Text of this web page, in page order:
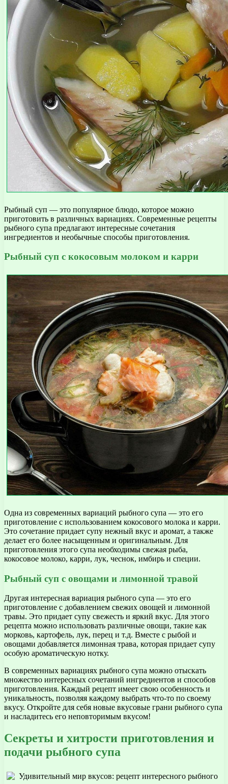
Рыбный суп — это популярное блюдо, которое можно
приготовить в различных вариациях. Современные рецепты
рыбного супа предлагают интересные сочетания
ингредиентов и необычные способы приготовления.
Рыбный суп с кокосовым молоком и карри
Одна из современных вариаций рыбного супа — это его
приготовление с использованием кокосового молока и карри.
Это сочетание придает супу нежный вкус и аромат, а также
делает его более насыщенным и оригинальным. Для
приготовления этого супа необходимы свежая рыба,
кокосовое молоко, карри, лук, чеснок, имбирь и специи.
Рыбный суп с овощами и лимонной травой
Другая интересная вариация рыбного супа — это его
приготовление с добавлением свежих овощей и лимонной
травы. Это придает супу свежесть и яркий вкус. Для этого
рецепта можно использовать различные овощи, такие как
морковь, картофель, лук, перец и т.д. Вместе с рыбой и
овощами добавляется лимонная трава, которая придает супу
особую ароматическую нотку.
В современных вариациях рыбного супа можно отыскать
множество интересных сочетаний ингредиентов и способов
приготовления. Каждый рецепт имеет свою особенность и
уникальность, позволяя каждому выбрать что-то по своему
вкусу. Откройте для себя новые вкусовые грани рыбного супа
и насладитесь его неповторимым вкусом!
Секреты и хитрости приготовления и
подачи рыбного супа